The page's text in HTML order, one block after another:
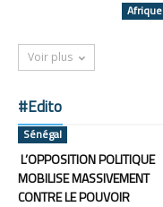
Afrique
Voir plus
#Edito
Sénégal
L’OPPOSITION POLITIQUE
MOBILISE MASSIVEMENT
CONTRE LE POUVOIR